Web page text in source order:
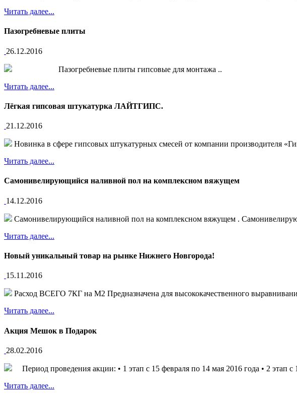
Читать далее...
Пазогребневые плиты
26.12.2016
Пазогребневые плиты гипсовые для монтажа ..
Читать далее...
Лёгкая гипсовая штукатурка ЛАЙТГИПС.
21.12.2016
Новинка в сфере гипсовых штукатурных смесей от компании производителя
Читать далее...
Самонивелирующийся наливной пол на комплексном вяжущем
14.12.2016
Самонивелирующийся наливной пол на комплексном вяжущем .
Читать далее...
Новый уникальный товар на рынке Нижнего Новгорода!
15.11.2016
Расход ВСЕГО 7КГ на М2 Предназначена для высококачественного
Читать далее...
Акция Мешок в Подарок
28.02.2016
Период проведения акции: • 1 этап с 15 февраля по 14 мая 2016 года • 2 этап с
Читать далее...